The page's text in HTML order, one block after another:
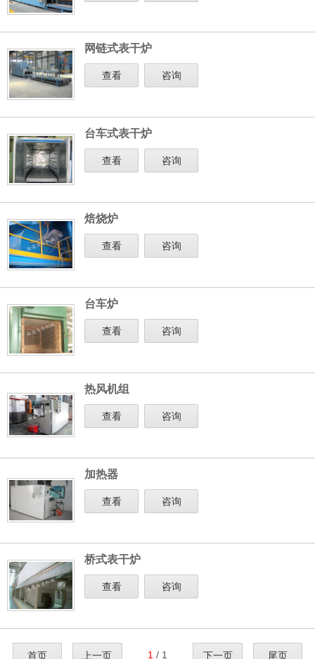
网链式表干炉
查看 咨询
台车式表干炉
查看 咨询
焙烧炉
查看 咨询
台车炉
查看 咨询
热风机组
查看 咨询
加热器
查看 咨询
桥式表干炉
查看 咨询
首页 上一页 1 / 1 下一页 尾页